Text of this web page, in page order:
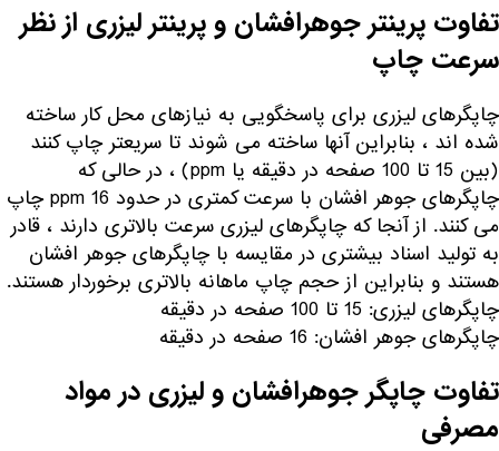
تفاوت پرینتر جوهرافشان و پرینتر لیزری از نظر
سرعت چاپ
چاپگرهای لیزری برای پاسخگویی به نیازهای محل کار ساخته
شده اند ، بنابراین آنها ساخته می شوند تا سریعتر چاپ کنند
(بین 15 تا 100 صفحه در دقیقه یا ppm) ، در حالی که
چاپگرهای جوهر افشان با سرعت کمتری در حدود 16 ppm چاپ
می کنند. از آنجا که چاپگرهای لیزری سرعت بالاتری دارند ، قادر
به تولید اسناد بیشتری در مقایسه با چاپگرهای جوهر افشان
هستند و بنابراین از حجم چاپ ماهانه بالاتری برخوردار هستند.
چاپگرهای لیزری: 15 تا 100 صفحه در دقیقه
چاپگرهای جوهر افشان: 16 صفحه در دقیقه
تفاوت چاپگر جوهرافشان و لیزری در مواد
مصرفی